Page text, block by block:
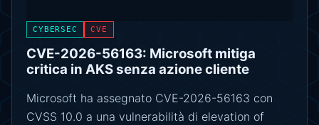
CYBERSEC CVE
CVE-2026-56163: Microsoft mitiga
critica in AKS senza azione cliente
Microsoft ha assegnato CVE-2026-56163 con
CVSS 10.0 a una vulnerabilità di elevation of